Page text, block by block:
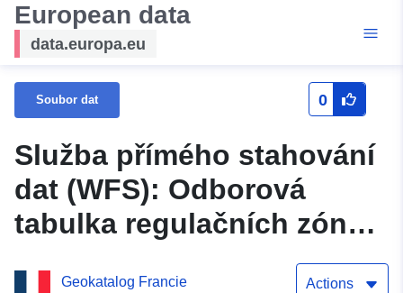
European data
data.europa.eu
Soubor dat 0
Služba přímého stahování
dat (WFS): Odborová
tabulka regulačních zón
RPP v departementu Orne
Geokatalog Francie Actions